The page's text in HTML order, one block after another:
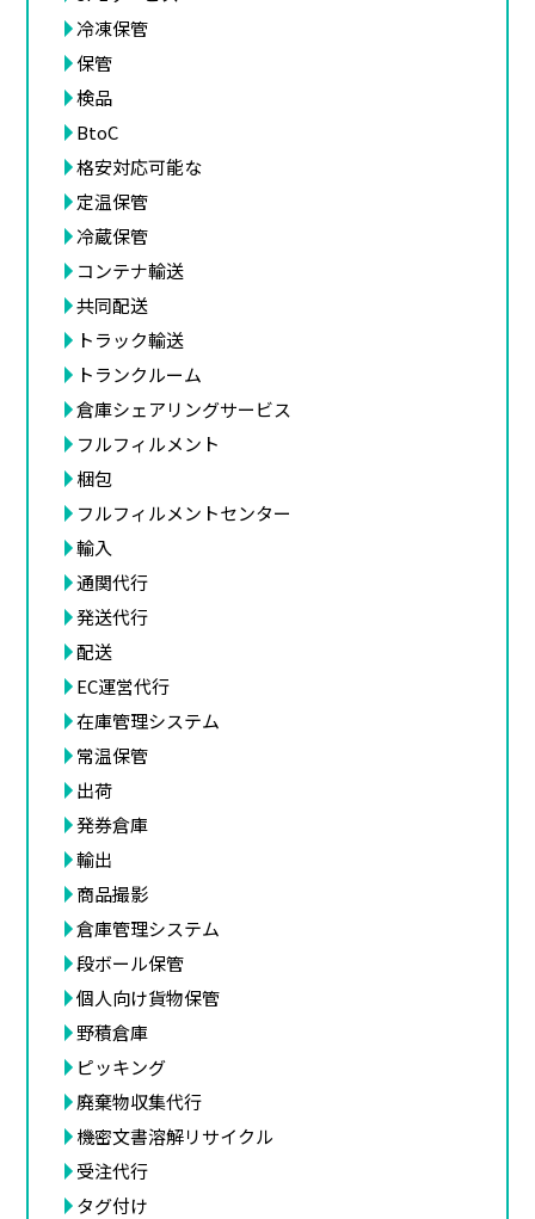
冷凍保管
保管
検品
BtoC
格安対応可能な
定温保管
冷蔵保管
コンテナ輸送
共同配送
トラック輸送
トランクルーム
倉庫シェアリングサービス
フルフィルメント
梱包
フルフィルメントセンター
輸入
通関代行
発送代行
配送
EC運営代行
在庫管理システム
常温保管
出荷
発券倉庫
輸出
商品撮影
倉庫管理システム
段ボール保管
個人向け貨物保管
野積倉庫
ピッキング
廃棄物収集代行
機密文書溶解リサイクル
受注代行
タグ付け